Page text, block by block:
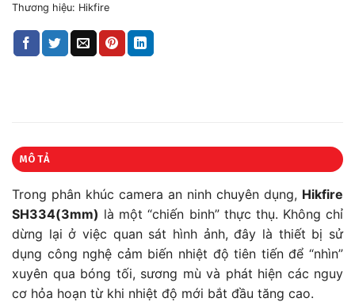
Thương hiệu: Hikfire
MÔ TẢ
Trong phân khúc camera an ninh chuyên dụng, Hikfire
SH334(3mm) là một “chiến binh” thực thụ. Không chỉ
dừng lại ở việc quan sát hình ảnh, đây là thiết bị sử
dụng công nghệ cảm biến nhiệt độ tiên tiến để “nhìn”
xuyên qua bóng tối, sương mù và phát hiện các nguy
cơ hỏa hoạn từ khi nhiệt độ mới bắt đầu tăng cao.